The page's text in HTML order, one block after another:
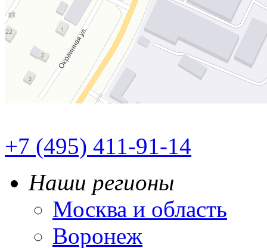
+7 (495) 411-91-14
Наши регионы
Москва и область
Воронеж